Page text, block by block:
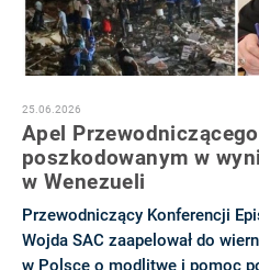
25.06.2026
Apel
poszkodowanym w
w Wenezueli
Przewodniczący Konferencji
Wojda SAC zaapelował do
w Polsce o modlitwę i pomoc